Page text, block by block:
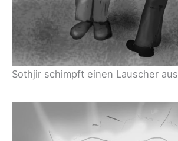
Sothjir schimpft einen Lauscher aus